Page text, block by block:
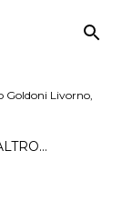
Goldoni Livorno,